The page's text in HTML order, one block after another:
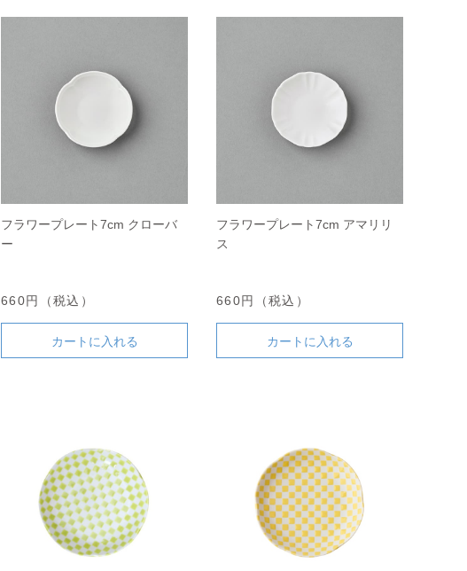
フラワープレート7cm クローバ
ー
660円（税込）
カートに入れる
フラワープレート7cm アマリリ
ス
660円（税込）
カートに入れる